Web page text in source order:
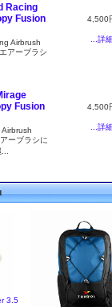
Racing
Fusion
Airbrush
アーブラシ
4,500
...詳
Fusion
ーブラシに
4,500
...詳
3.5